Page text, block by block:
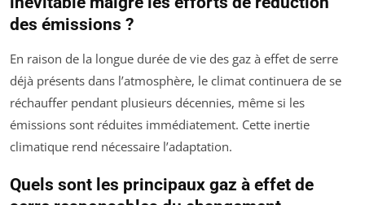
des émissions ?
En raison de la longue durée de vie des gaz à effet de serre
déjà présents dans l’atmosphère, le climat continuera de se
réchauffer pendant plusieurs décennies, même si les
émissions sont réduites immédiatement. Cette inertie
climatique rend nécessaire l’adaptation.
Quels sont les principaux gaz à effet de